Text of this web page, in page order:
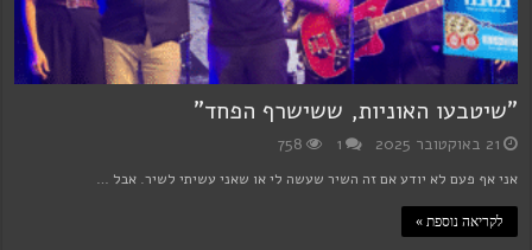
"שיטבעו האוניות, ששישרף הפחד"
21 באוקטובר 2025 1
758
אני אף פעם לא יודע אם זה השיר שעשה לי או שאני עשיתי לשיר. אבל …
לקריאה נוספת »